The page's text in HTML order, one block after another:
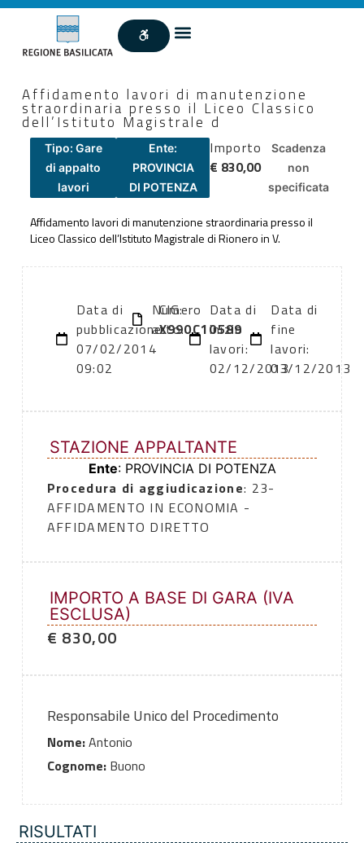
Affidamento lavori di manutenzione
straordinaria presso il Liceo Classico
dell’Istituto Magistrale d
Tipo: Gare
di appalto
lavori
Ente:
PROVINCIA
DI POTENZA
Importo
€ 830,00
Scadenza
non
specificata
Affidamento lavori di manutenzione straordinaria presso il
Liceo Classico dell’Istituto Magistrale di Rionero in V.
Data di
pubblicazione:
07/02/2014
09:02
Numero
atto:
CIG:
X990C10589
Data di
inizio
lavori:
02/12/2013
Data di
fine
lavori:
03/12/2013
STAZIONE APPALTANTE
Ente: PROVINCIA DI POTENZA
Procedura di aggiudicazione: 23-
AFFIDAMENTO IN ECONOMIA -
AFFIDAMENTO DIRETTO
IMPORTO A BASE DI GARA (IVA
ESCLUSA)
€ 830,00
Responsabile Unico del Procedimento
Nome:Antonio
Cognome:Buono
RISULTATI